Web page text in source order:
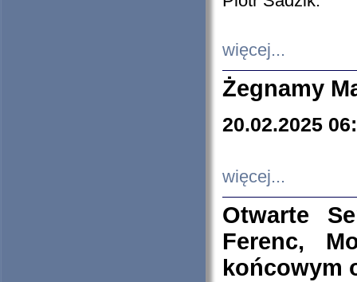
więcej...
Żegnamy
20.02.2025
więcej...
Otwarte
Ferenc,
końcowym